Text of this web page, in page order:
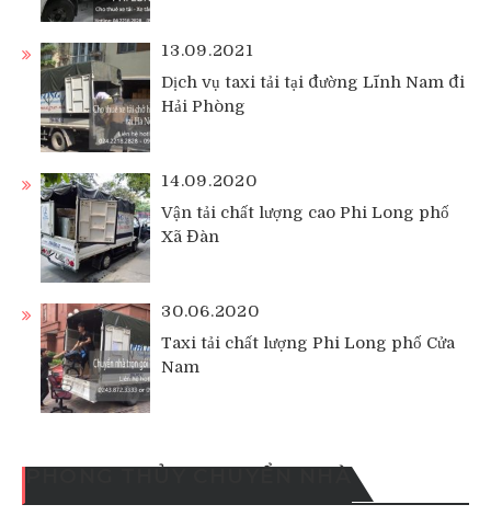
13.09.2021
Dịch vụ taxi tải tại đường Lĩnh Nam đi
Hải Phòng
14.09.2020
Vận tải chất lượng cao Phi Long phố
Xã Đàn
30.06.2020
Taxi tải chất lượng Phi Long phố Cửa
Nam